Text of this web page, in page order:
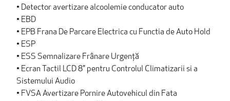
• Detector avertizare alcoolemie conducator auto
• EBD
• EPB Frana De Parcare Electrica cu Functia de Auto Hold
• ESP
• ESS Semnalizare Frânare Urgență
• Ecran Tactil LCD 8" pentru Controlul Climatizarii si a
Sistemului Audio
• FVSA Avertizare Pornire Autovehicul din Fata